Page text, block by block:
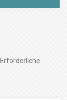
Erforderliche